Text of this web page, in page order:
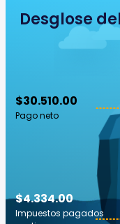
Desglose
$30.510.00
Pago neto
$4.334.00
Impuestos pagados